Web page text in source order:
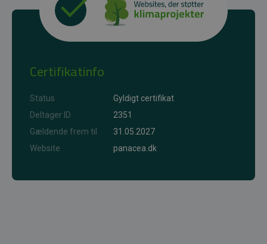
Certifikatinfo
Status
Gyldigt certifikat
Deltager ID
2351
Gældende frem til
31.05.2027
Website
panacea.dk